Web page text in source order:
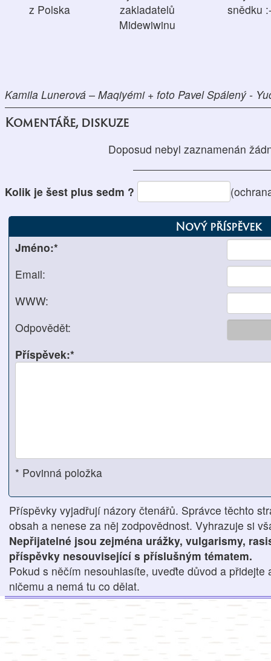
z Polska
zakladatelů
Midewiwinu
snědku
Kamila Lunerová – Maqiyémi + foto Pavel Spálený -
Komentáře, diskuze
Doposud nebyl zaznamenán
Kolik je šest plus sedm ?
Nový příspěvek
Jméno:*
Email:
WWW:
Odpovědět:
Příspěvek:*
* Povinná položka
Příspěvky vyjadřují názory čtenářů. Správce těchto
obsah a nenese za něj zodpovědnost. Vyhrazuje si
Nepřijatelné jsou zejména urážky, vulgarismy,
příspěvky nesouvisející s příslušným tématem.
Pokud s něčím nesouhlasíte, uveďte důvod a přidejte
ničemu a nemá tu co dělat.